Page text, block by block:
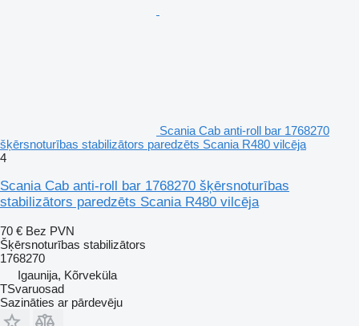
Scania Cab anti-roll bar 1768270
šķērsnoturības stabilizātors paredzēts Scania R480 vilcēja
4
Scania Cab anti-roll bar 1768270 šķērsnoturības
stabilizātors paredzēts Scania R480 vilcēja
70 € Bez PVN
Šķērsnoturības stabilizātors
1768270
Igaunija, Kõrveküla
TSvaruosad
Sazināties ar pārdevēju